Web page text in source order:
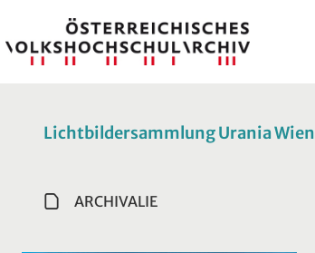
Lichtbildersammlung Urania Wien
ARCHIVALIE